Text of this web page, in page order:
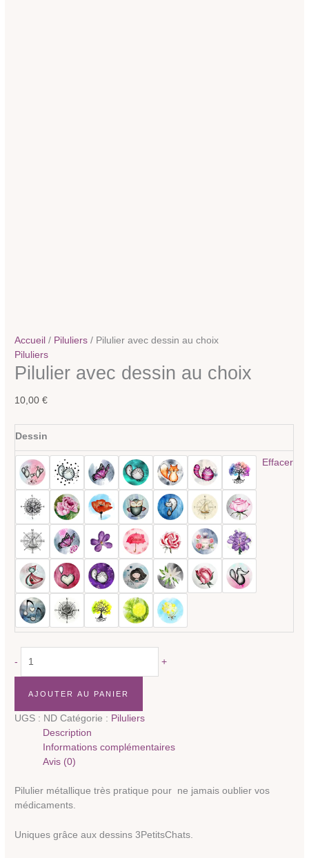
Accueil / Piluliers / Pilulier avec dessin au choix
Piluliers
Pilulier avec dessin au choix
10,00€
Dessin
Effacer
-
de
avec
dessin
+
AJOUTER AU PANIER
UGS : ND Catégorie : Piluliers
Description
Informations complémentaires
Avis (0)
Pilulier métallique très pratique pour ne jamais oublier vos
médicaments.
Uniques grâce aux dessins 3PetitsChats.